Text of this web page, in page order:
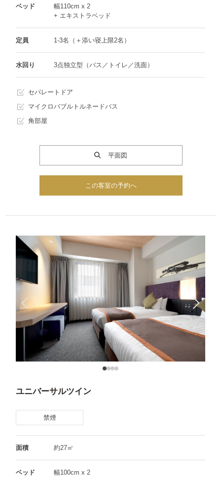
ベッド
幅110cm x 2
+ エキストラベッド
定員 1-3名（＋添い寝上限2名）
水回り 3点独立型（バス／トイレ／洗面）
セパレートドア
マイクロバブルトルネードバス
角部屋
平面図
この客室の予約へ
ユニバーサルツイン
禁煙
面積 約27㎡
ベッド 幅100cm x 2